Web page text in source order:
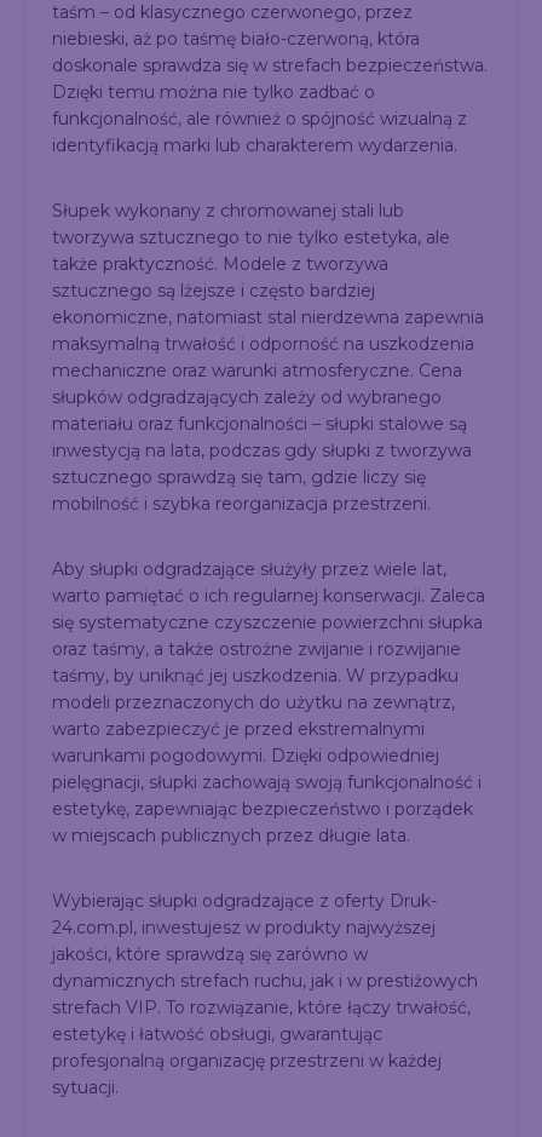
taśm – od klasycznego czerwonego, przez
niebieski, aż po taśmę biało-czerwoną, która
doskonale sprawdza się w strefach bezpieczeństwa.
Dzięki temu można nie tylko zadbać o
funkcjonalność, ale również o spójność wizualną z
identyfikacją marki lub charakterem wydarzenia.
Słupek wykonany z chromowanej stali lub
tworzywa sztucznego to nie tylko estetyka, ale
także praktyczność. Modele z tworzywa
sztucznego są lżejsze i często bardziej
ekonomiczne, natomiast stal nierdzewna zapewnia
maksymalną trwałość i odporność na uszkodzenia
mechaniczne oraz warunki atmosferyczne. Cena
słupków odgradzających zależy od wybranego
materiału oraz funkcjonalności – słupki stalowe są
inwestycją na lata, podczas gdy słupki z tworzywa
sztucznego sprawdzą się tam, gdzie liczy się
mobilność i szybka reorganizacja przestrzeni.
Aby słupki odgradzające służyły przez wiele lat,
warto pamiętać o ich regularnej konserwacji. Zaleca
się systematyczne czyszczenie powierzchni słupka
oraz taśmy, a także ostrożne zwijanie i rozwijanie
taśmy, by uniknąć jej uszkodzenia. W przypadku
modeli przeznaczonych do użytku na zewnątrz,
warto zabezpieczyć je przed ekstremalnymi
warunkami pogodowymi. Dzięki odpowiedniej
pielęgnacji, słupki zachowają swoją funkcjonalność i
estetykę, zapewniając bezpieczeństwo i porządek
w miejscach publicznych przez długie lata.
Wybierając słupki odgradzające z oferty Druk-
24.com.pl, inwestujesz w produkty najwyższej
jakości, które sprawdzą się zarówno w
dynamicznych strefach ruchu, jak i w prestiżowych
strefach VIP. To rozwiązanie, które łączy trwałość,
estetykę i łatwość obsługi, gwarantując
profesjonalną organizację przestrzeni w każdej
sytuacji.